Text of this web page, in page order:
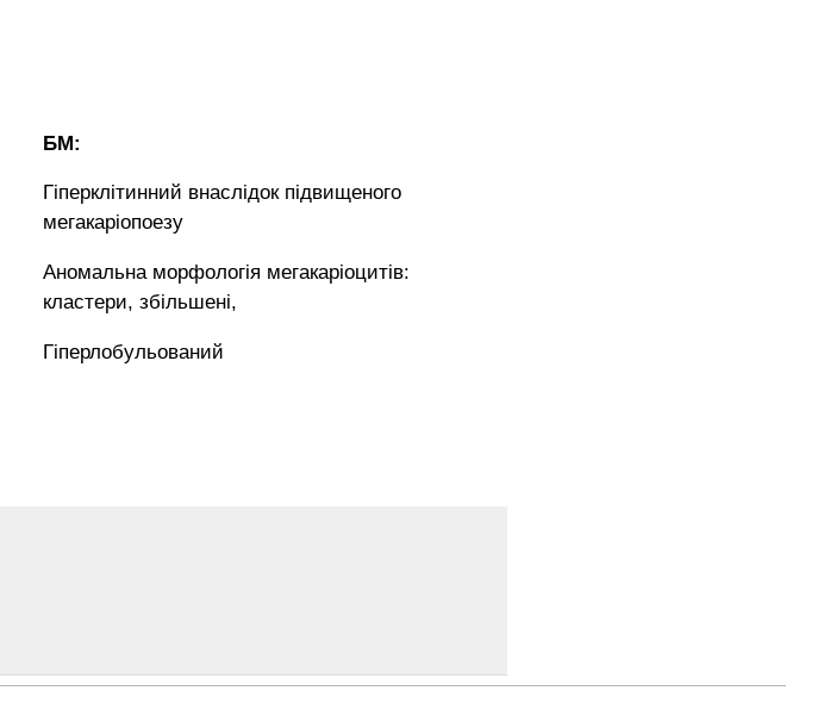
БМ:
Гіперклітинний внаслідок підвищеного
мегакаріопоезу
Аномальна морфологія мегакаріоцитів:
кластери, збільшені,
Гіперлобульований